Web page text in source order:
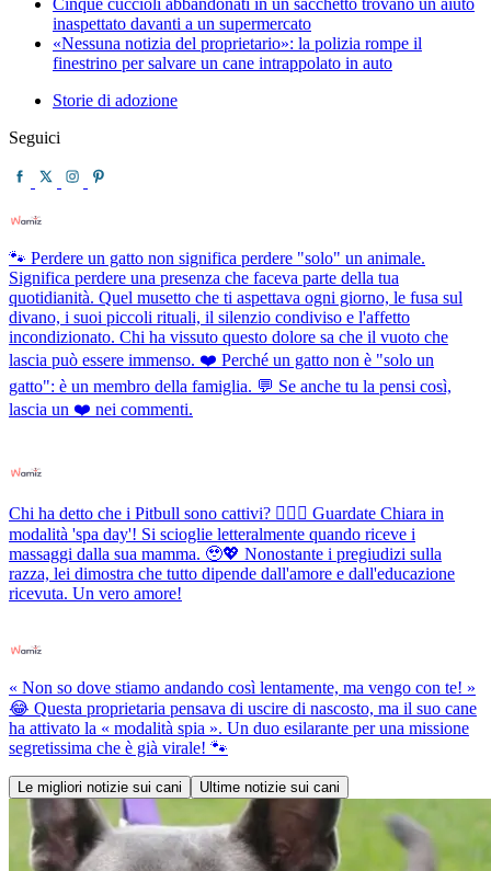
Cinque cuccioli abbandonati in un sacchetto trovano un aiuto
inaspettato davanti a un supermercato
«Nessuna notizia del proprietario»: la polizia rompe il
finestrino per salvare un cane intrappolato in auto
Storie di adozione
Seguici
🐾 Perdere un gatto non significa perdere "solo" un animale.
Significa perdere una presenza che faceva parte della tua
quotidianità. Quel musetto che ti aspettava ogni giorno, le fusa sul
divano, i suoi piccoli rituali, il silenzio condiviso e l'affetto
incondizionato. Chi ha vissuto questo dolore sa che il vuoto che
lascia può essere immenso. ❤️ Perché un gatto non è "solo un
gatto": è un membro della famiglia. 💬 Se anche tu la pensi così,
lascia un ❤️ nei commenti.
Chi ha detto che i Pitbull sono cattivi? 💆‍♀️✨ Guardate Chiara in
modalità 'spa day'! Si scioglie letteralmente quando riceve i
massaggi dalla sua mamma. 🥹💖 Nonostante i pregiudizi sulla
razza, lei dimostra che tutto dipende dall'amore e dall'educazione
ricevuta. Un vero amore!
« Non so dove stiamo andando così lentamente, ma vengo con te! »
😂 Questa proprietaria pensava di uscire di nascosto, ma il suo cane
ha attivato la « modalità spia ». Un duo esilarante per una missione
segretissima che è già virale! 🐾
Le migliori notizie sui cani Ultime notizie sui cani